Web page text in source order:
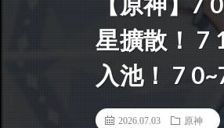
星擴散！ 7
入池！ 7
2026.07.03 原神